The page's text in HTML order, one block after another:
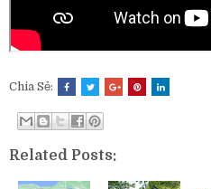
Chia Sẻ:
Related Posts: